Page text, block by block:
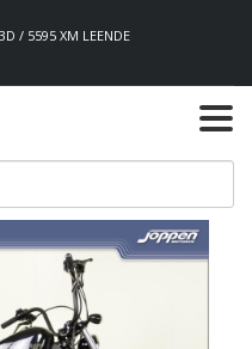
/ 5595 XM LEENDE